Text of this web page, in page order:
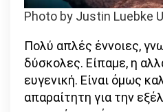
Photo by Justin Luebke
Πολύ απλές έννοιες,
δύσκολες. Είπαμε, η
ευγενική. Είναι όμως
απαραίτητη για την